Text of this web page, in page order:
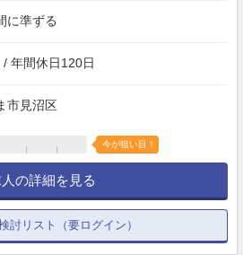
に準ずる
年間休日120日
市見沼区
今が狙い目！
の詳細を見る
討リスト（要ログイン）